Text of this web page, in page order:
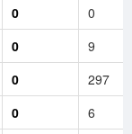
0
0
0
9
0
297
0
6